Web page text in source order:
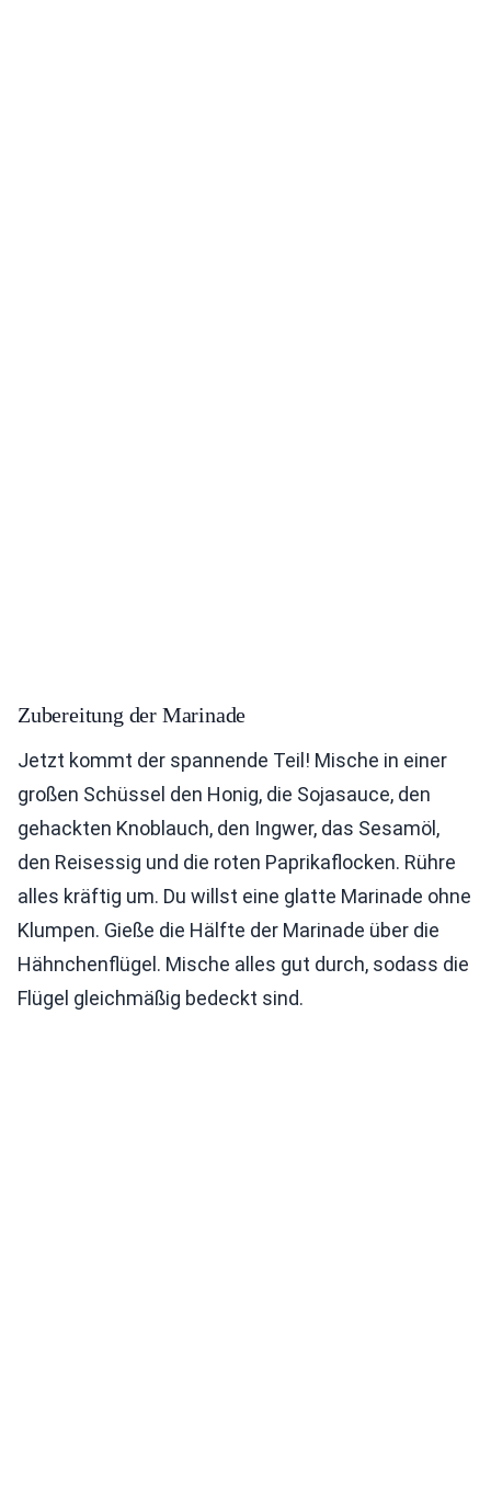
Zubereitung der Marinade
Jetzt kommt der spannende Teil! Mische in einer
großen Schüssel den Honig, die Sojasauce, den
gehackten Knoblauch, den Ingwer, das Sesamöl,
den Reisessig und die roten Paprikaflocken. Rühre
alles kräftig um. Du willst eine glatte Marinade ohne
Klumpen. Gieße die Hälfte der Marinade über die
Hähnchenflügel. Mische alles gut durch, sodass die
Flügel gleichmäßig bedeckt sind.